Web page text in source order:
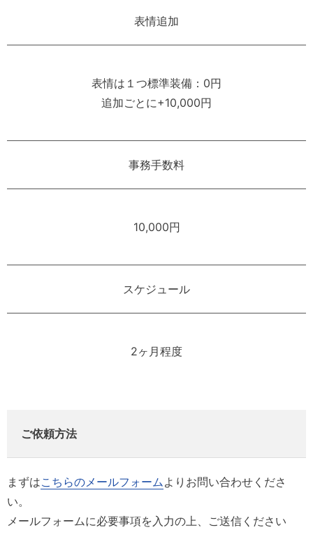
表情追加
表情は１つ標準装備：0円
追加ごとに+10,000円
事務手数料
10,000円
スケジュール
2ヶ月程度
ご依頼方法
まずはこちらのメールフォーム よりお問い合わせくださ
い。
メールフォームに必要事項を入力の上、ご送信ください